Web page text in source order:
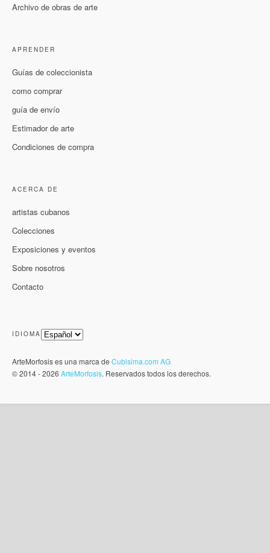
Archivo de obras de arte
APRENDER
Guías de coleccionista
como comprar
guía de envío
Estimador de arte
Condiciones de compra
ACERCA DE
artistas cubanos
Colecciones
Exposiciones y eventos
Sobre nosotros
Contacto
IDIOMA
ArteMorfosis es una marca de Cubisima.com AG
© 2014 - 2026 ArteMorfosis. Reservados todos los derechos.